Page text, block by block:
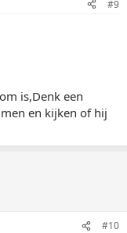
#9
is,Denk een
en kijken of hij
#10